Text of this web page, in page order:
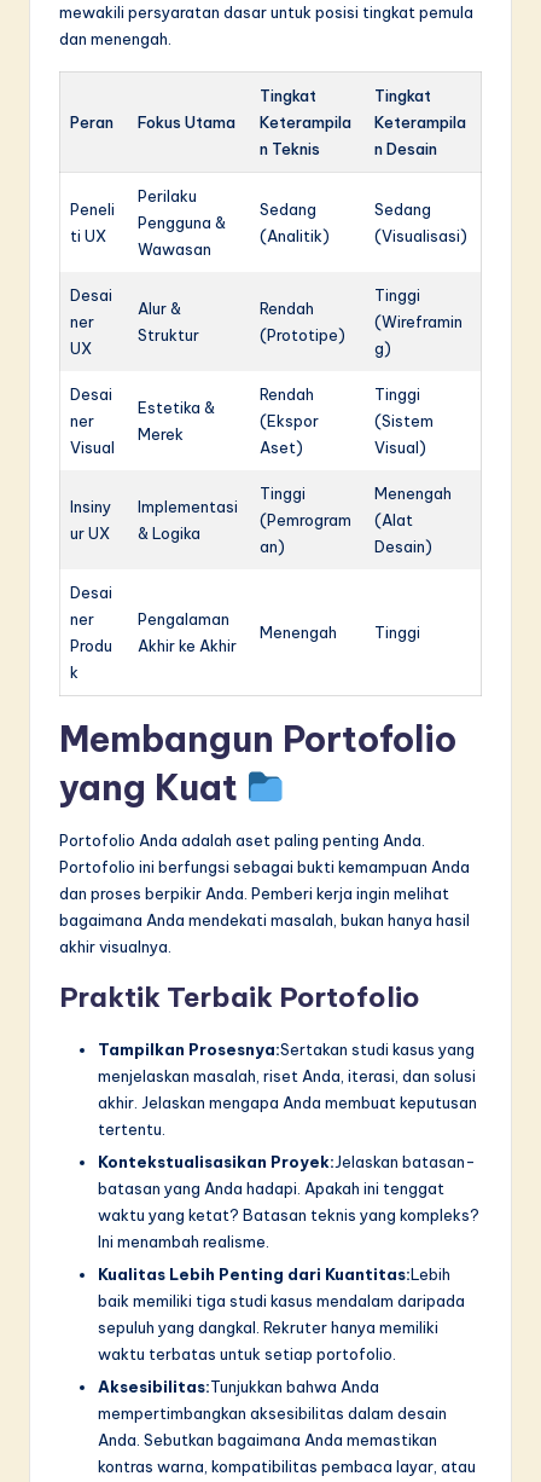
mewakili persyaratan dasar untuk posisi tingkat pemula
dan menengah.
Peran Fokus Utama
Tingkat
Keterampila
n Teknis
Tingkat
Keterampila
n Desain
Peneli
ti UX
Perilaku
Pengguna &
Wawasan
Sedang
(Analitik)
Sedang
(Visualisasi)
Desai
ner
UX
Alur &
Struktur
Rendah
(Prototipe)
Tinggi
(Wireframin
g)
Desai
ner
Visual
Estetika &
Merek
Rendah
(Ekspor
Aset)
Tinggi
(Sistem
Visual)
Insiny
ur UX
Implementasi
& Logika
Tinggi
(Pemrogram
an)
Menengah
(Alat
Desain)
Desai
ner
Produ
k
Pengalaman
Akhir ke Akhir
Menengah Tinggi
Membangun Portofolio
yang Kuat
Portofolio Anda adalah aset paling penting Anda.
Portofolio ini berfungsi sebagai bukti kemampuan Anda
dan proses berpikir Anda. Pemberi kerja ingin melihat
bagaimana Anda mendekati masalah, bukan hanya hasil
akhir visualnya.
Praktik Terbaik Portofolio
Tampilkan Prosesnya:Sertakan studi kasus yang
menjelaskan masalah, riset Anda, iterasi, dan solusi
akhir. Jelaskan mengapa Anda membuat keputusan
tertentu.
Kontekstualisasikan Proyek:Jelaskan batasan-
batasan yang Anda hadapi. Apakah ini tenggat
waktu yang ketat? Batasan teknis yang kompleks?
Ini menambah realisme.
Kualitas Lebih Penting dari Kuantitas:Lebih
baik memiliki tiga studi kasus mendalam daripada
sepuluh yang dangkal. Rekruter hanya memiliki
waktu terbatas untuk setiap portofolio.
Aksesibilitas:Tunjukkan bahwa Anda
mempertimbangkan aksesibilitas dalam desain
Anda. Sebutkan bagaimana Anda memastikan
kontras warna, kompatibilitas pembaca layar, atau